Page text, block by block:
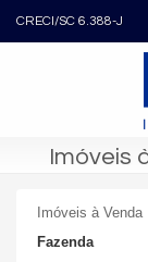
CRECI/SC 6.388-J
Imóveis
Imóveis à Venda
Fazenda